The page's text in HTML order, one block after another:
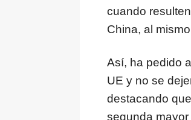
cuando
China, al
Así, ha pedido
UE y no se
destacando
segunda